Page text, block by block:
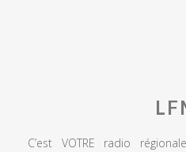
C’est VOTRE radio